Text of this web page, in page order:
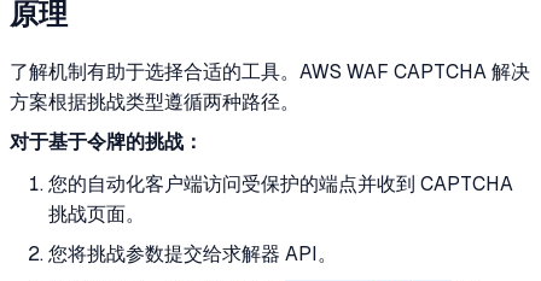
原理
了解机制有助于选择合适的工具。AWS WAF CAPTCHA 解决
方案根据挑战类型遵循两种路径。
对于基于令牌的挑战：
您的自动化客户端访问受保护的端点并收到 CAPTCHA
挑战页面。
您将挑战参数提交给求解器 API。